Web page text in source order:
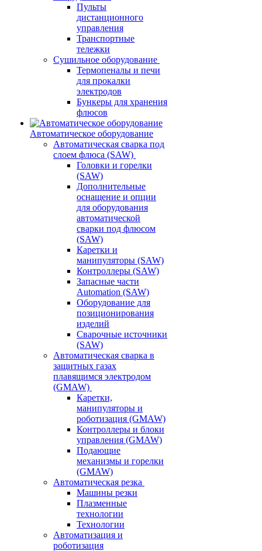
Пульты
дистанционного
управления
Транспортные
тележки
Сушильное оборудование
Термопеналы и печи
для прокалки
электродов
Бункеры для хранения
флюсов
Автоматическое оборудование
Автоматическая сварка под
слоем флюса (SAW)
Головки и горелки
(SAW)
Дополнительные
оснащение и опции
для оборудования
автоматической
сварки под флюсом
(SAW)
Каретки и
манипуляторы (SAW)
Контроллеры (SAW)
Запасные части
Automation (SAW)
Оборудование для
позиционирования
изделий
Сварочные источники
(SAW)
Автоматическая сварка в
защитных газах
плавящимся электродом
(GMAW)
Каретки,
манипуляторы и
роботизация (GMAW)
Контроллеры и блоки
управления (GMAW)
Подающие
механизмы и горелки
(GMAW)
Автоматическая резка
Машины резки
Плазменные
технологии
Технологии
Автоматизация и
роботизация